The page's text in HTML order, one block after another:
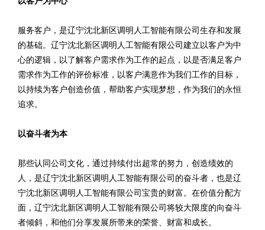
服务客户，是辽宁沈北新区调明人工智能有限公司生存和发展
的基础。辽宁沈北新区调明人工智能有限公司建立以客户为中
心的逻辑，以了解客户需求作为工作的起点，以是否满足客户
需求作为工作的评价标准，以客户满意作为我们工作的目标，
以持续为客户创造价值，帮助客户实现梦想，作为我们的永恒
追求。
以奋斗者为本
那些认同公司文化，通过持续付出超常的努力，创造绩效的
人，是辽宁沈北新区调明人工智能有限公司的奋斗者，也是辽
宁沈北新区调明人工智能有限公司宝贵的财富。在价值分配方
面，辽宁沈北新区调明人工智能有限公司将较大限度的向奋斗
者倾斜，和他们分享发展所带来的荣誉、财富和成长。